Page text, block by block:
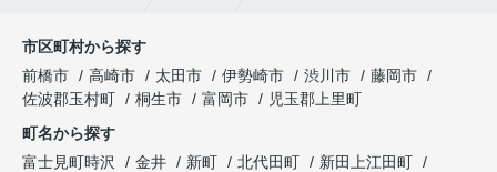
市区町村から探す
前橋市
高崎市 太田市 伊勢崎市 渋川市
藤岡市
佐波郡玉村町
桐生市 富岡市
児玉郡上里町
町名から探す
富士見町時沢
金井 新町 北代田町
新田上江田町